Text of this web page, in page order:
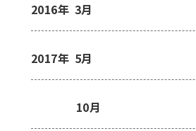
2016年 3月
2017年 5月
10月